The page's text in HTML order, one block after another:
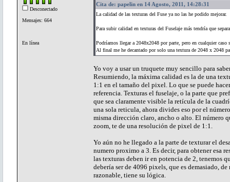
Desconectado
Mensajes: 664
En línea
Cita de: papelin en 14 Agosto, 2011, 14:28:31
La calidad de las texturas del Fuse ya no las he podido mejorar.
Para subir calidad en texturas del Fuselaje más tendría que
Podríamos llegar a 2048x2048 por parte, pero en cualquier
Al final me he decantado por solo una textura de 2048 x 2048
Yo voy a usar un truquete muy sencillo para
Resumiendo, la máxima calidad es la de una
1:1 en el tamaño del pixel. Lo que se puede
referencia. Texturas el fuselaje, o la parte que
que sea claramente visible la retícula de la
una sola reticula, ahora divides eso por el
misma dirección claro, ancho o alto. El número
zoom, te de una resolución de pixel de 1:1.
Yo aún no he llegado a la parte de texturar el
numero proximo a 3. Es decir, para obtener esa
las texturas deben ir en potencia de 2, tenemos
debería ser de 4096 pixels, que es demasiado,
razonable, tiene su lógica.